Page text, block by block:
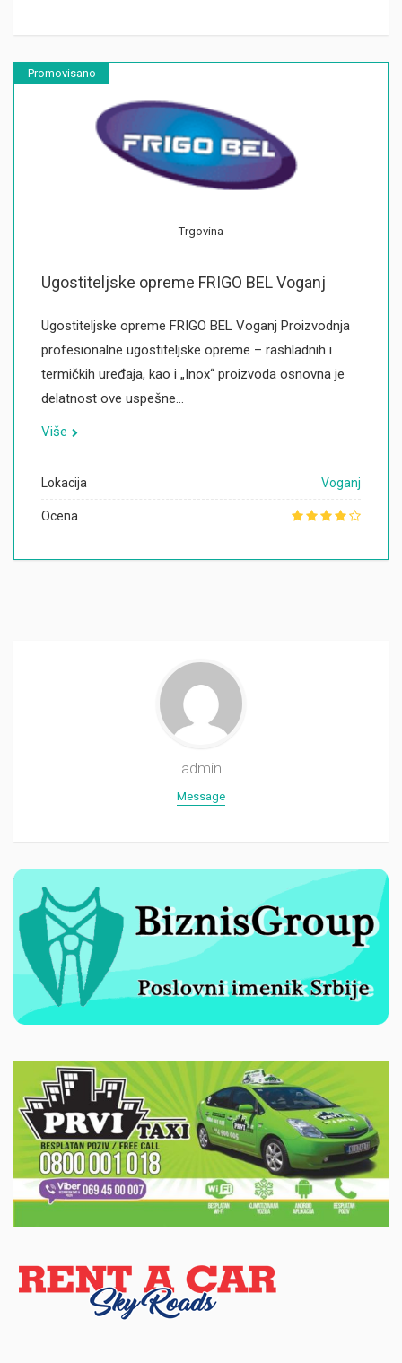
Promovisano
Trgovina
Ugostiteljske opreme FRIGO BEL Voganj
Ugostiteljske opreme FRIGO BEL Voganj Proizvodnja
profesionalne ugostiteljske opreme – rashladnih i
termičkih uređaja, kao i „Inox“ proizvoda osnovna je
delatnost ove uspešne…
Više
Lokacija Voganj
Ocena
admin
Message